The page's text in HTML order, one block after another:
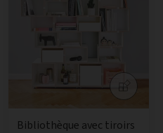
Bibliothèque avec tiroirs